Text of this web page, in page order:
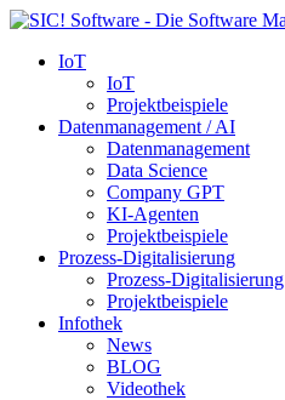
IoT
IoT
Projektbeispiele
Datenmanagement / AI
Datenmanagement
Data Science
Company GPT
KI-Agenten
Projektbeispiele
Prozess-Digitalisierung
Prozess-Digitalisierung
Projektbeispiele
Infothek
News
BLOG
Videothek